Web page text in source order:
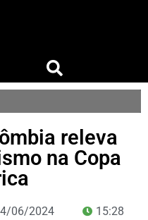
releva
na Copa
06/2024 15:28